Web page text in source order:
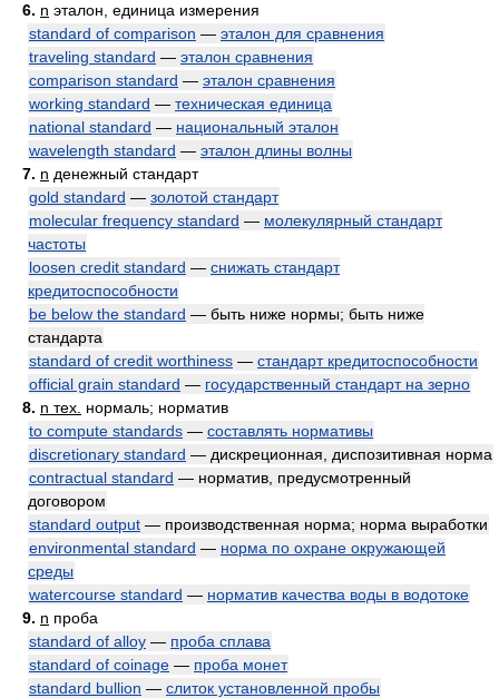
6. n эталон, единица измерения
standard of comparison — эталон для сравнения
traveling standard — эталон сравнения
comparison standard — эталон сравнения
working standard — техническая единица
national standard — национальный эталон
wavelength standard — эталон длины волны
7. n денежный стандарт
gold standard — золотой стандарт
molecular frequency standard — молекулярный стандарт
частоты
loosen credit standard — снижать стандарт
кредитоспособности
be below the standard — быть ниже нормы; быть ниже
стандарта
standard of credit worthiness — стандарт кредитоспособности
official grain standard — государственный стандарт на зерно
8. n тех. нормаль; норматив
to compute standards — составлять нормативы
discretionary standard — дискреционная, диспозитивная норма
contractual standard — норматив, предусмотренный
договором
standard output — производственная норма; норма выработки
environmental standard — норма по охране окружающей
среды
watercourse standard — норматив качества воды в водотоке
9. n проба
standard of alloy — проба сплава
standard of coinage — проба монет
standard bullion — слиток установленной пробы